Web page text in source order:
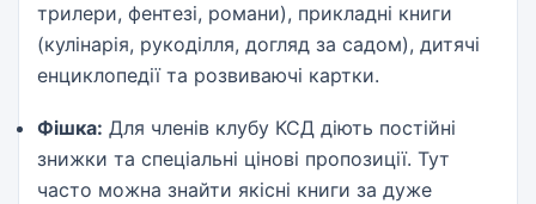
трилери, фентезі, романи), прикладні книги
(кулінарія, рукоділля, догляд за садом), дитячі
енциклопедії та розвиваючі картки.
Фішка: Для членів клубу КСД діють постійні
знижки та спеціальні цінові пропозиції. Тут
часто можна знайти якісні книги за дуже